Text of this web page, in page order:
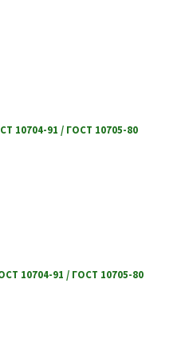
10704-91 / ГОСТ 10705-80
10704-91 / ГОСТ 10705-80